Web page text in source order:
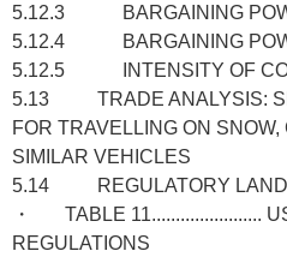
5.12.3 BARGAINING
5.12.4 BARGAINING
5.12.5 INTENSITY OF
5.13 TRADE ANALYSIS:
FOR TRAVELLING ON
SIMILAR VEHICLES
5.14 REGULATORY
・ TABLE 11.......................
REGULATIONS